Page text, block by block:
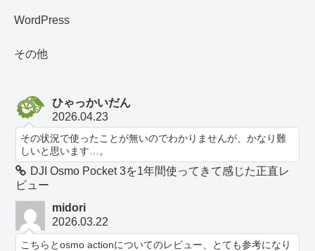
WordPress
その他
ひゃっかいだん
2026.04.23
その状況で使ったことが無いのでわかりませんが、かなり難
しいと思います…。
DJI Osmo Pocket 3を1年間使ってきて感じた正直レ
ビュー
midori
2026.03.22
こちらとosmo actionについてのレビュー、とても参考になり